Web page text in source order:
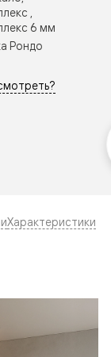
,
6 мм
Рондо
Характеристики